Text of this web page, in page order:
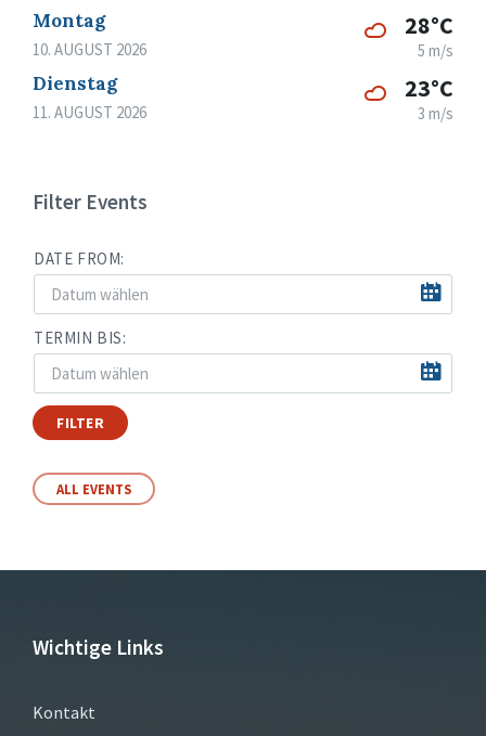
Montag
10. AUGUST 2026
28°C
5 m/s
Dienstag
11. AUGUST 2026
23°C
3 m/s
Filter Events
DATE FROM:
TERMIN BIS:
FILTER
ALL EVENTS
Wichtige Links
Kontakt